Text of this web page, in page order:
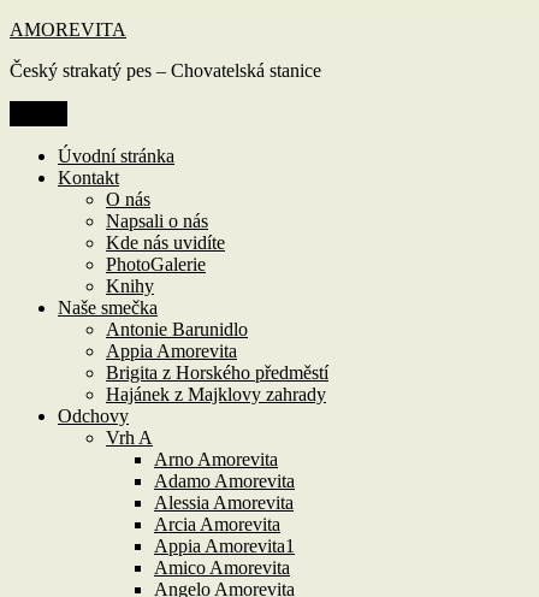
Přejít
obsahu
AMOREVITA
Český strakatý pes – Chovatelská stanice
Úvodní stránka
Kontakt
O nás
Napsali o nás
Kde nás uvidíte
PhotoGalerie
Knihy
Naše smečka
Antonie Barunidlo
Appia Amorevita
Brigita z Horského předměstí
Hajánek z Majklovy zahrady
Odchovy
Vrh A
Arno Amorevita
Adamo Amorevita
Alessia Amorevita
Arcia Amorevita
Appia Amorevita1
Amico Amorevita
Angelo Amorevita